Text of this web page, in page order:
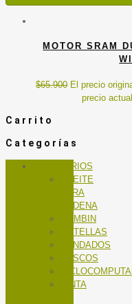
MOTOR SRAM
$65.900 El precio
precio
Carrito
Categorías
ACCESORIOS
ACEITE
PARA
CADENA
BOMBIN
BOTELLAS
CANDADOS
CASCOS
CINTA